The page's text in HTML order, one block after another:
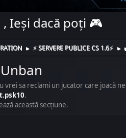
Ieși dacă poți 🎮
► ⚡️ SERVERE PUBLICE CS 1.6⚡️ ►
vrei sa reclami un jucator care joacă
.
această secțiune.